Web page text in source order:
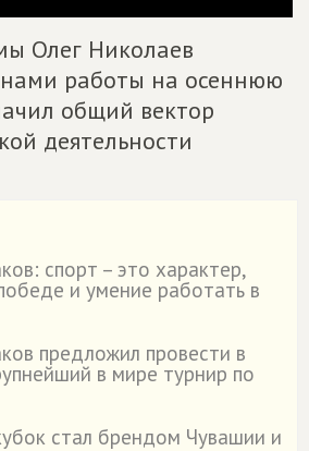
Олег Николаев
работы на осеннюю
общий вектор
деятельности
спорт – это характер,
и умение работать в
предложил провести в
в мире турнир по
стал брендом Чувашии и